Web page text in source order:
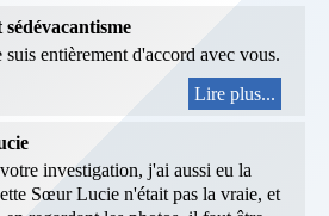
entièrement d'accord avec vous.
Lire plus...
investigation, j'ai aussi eu la
Sœur Lucie n'était pas la vraie, et